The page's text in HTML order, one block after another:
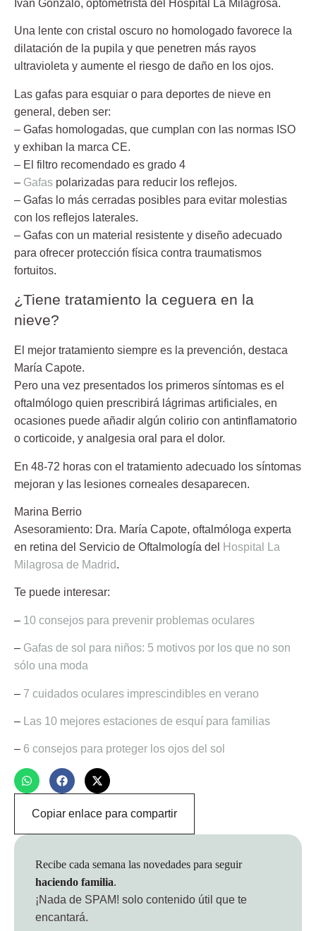
Ivan Gonzalo, optometrista del Hospital La Milagrosa.
Una lente con cristal oscuro no homologado favorece la
dilatación de la pupila y que penetren más rayos
ultravioleta y aumente el riesgo de daño en los ojos.
Las gafas para esquiar o para deportes de nieve en
general, deben ser:
– Gafas homologadas, que cumplan con las normas ISO
y exhiban la marca CE.
– El filtro recomendado es grado 4
– Gafas polarizadas para reducir los reflejos.
– Gafas lo más cerradas posibles para evitar molestias
con los reflejos laterales.
– Gafas con un material resistente y diseño adecuado
para ofrecer protección física contra traumatismos
fortuitos.
¿Tiene tratamiento la ceguera en la
nieve?
El mejor tratamiento siempre es la prevención, destaca
María Capote.
Pero una vez presentados los primeros síntomas es el
oftalmólogo quien prescribirá lágrimas artificiales, en
ocasiones puede añadir algún colirio con antinflamatorio
o corticoide, y analgesia oral para el dolor.
En 48-72 horas con el tratamiento adecuado los síntomas
mejoran y las lesiones corneales desaparecen.
Marina Berrio
Asesoramiento: Dra. María Capote, oftalmóloga experta
en retina del Servicio de Oftalmología del
Hospital La
Milagrosa de Madrid.
Te puede interesar:
– 10 consejos para prevenir problemas oculares
– Gafas de sol para niños: 5 motivos por los que no son
sólo una moda
– 7 cuidados oculares imprescindibles en verano
– Las 10 mejores estaciones de esquí para familias
– 6 consejos para proteger los ojos del sol
Copiar enlace para compartir
Recibe cada semana las novedades para seguir
haciendo familia.
¡Nada de SPAM! solo contenido útil que te
encantará.